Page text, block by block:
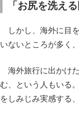
「お尻を洗え
しかし、海外に目
いないところが多く
海外旅行に出かけ
む、という人もいる
をしみじみ実感する